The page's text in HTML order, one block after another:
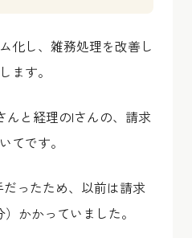
化し、雑務処理を改善し
ます。
んと経理のIさんの、請求
てです。
ったため、以前は請求
かかっていました。